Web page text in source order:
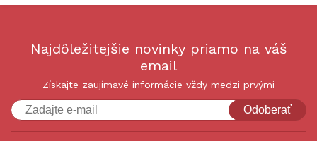
Najdôležitejšie novinky priamo na váš
email
Získajte zaujímavé informácie vždy medzi prvými
Odoberať